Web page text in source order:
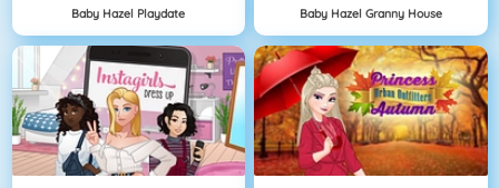
Baby Hazel Playdate Baby Hazel Granny House